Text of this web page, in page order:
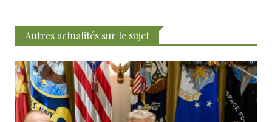
Autres actualités sur le sujet